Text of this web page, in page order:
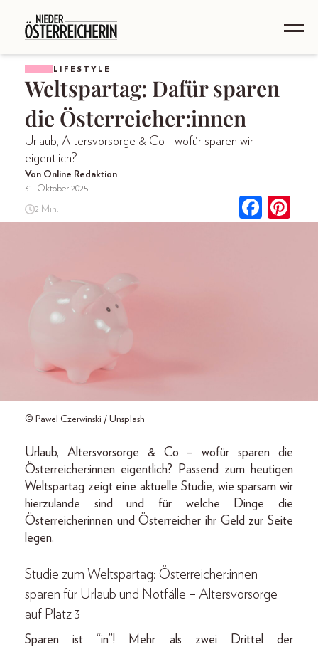
LIFESTYLE
Weltspartag: Dafür sparen
die Österreicher:innen
Urlaub, Altersvorsorge & Co - wofür sparen wir
eigentlich?
Von Online Redaktion
31. Oktober 2025
2 Min.
© Pawel Czerwinski / Unsplash
Urlaub, Altersvorsorge & Co – wofür sparen die
Österreicher:innen eigentlich? Passend zum heutigen
Weltspartag zeigt eine aktuelle Studie, wie sparsam wir
hierzulande sind und für welche Dinge die
Österreicherinnen und Österreicher ihr Geld zur Seite
legen.
Studie zum Weltspartag: Österreicher:innen
sparen für Urlaub und Notfälle – Altersvorsorge
auf Platz 3
Sparen ist “in”! Mehr als zwei Drittel der